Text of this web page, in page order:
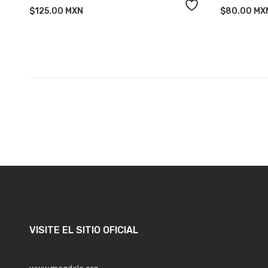
$125.00 MXN
$80.00
VISITE EL SITIO OFICIAL